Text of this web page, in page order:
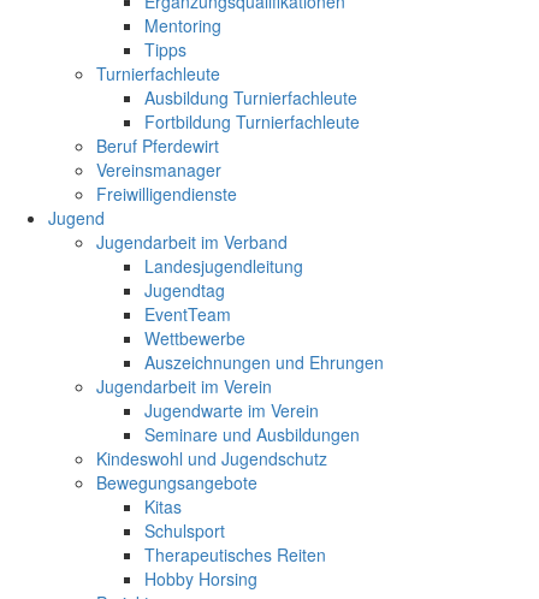
Mentoring
Tipps
Turnierfachleute
Ausbildung Turnierfachleute
Fortbildung Turnierfachleute
Beruf Pferdewirt
Vereinsmanager
Freiwilligendienste
Jugend
Jugendarbeit im Verband
Landesjugendleitung
Jugendtag
EventTeam
Wettbewerbe
Auszeichnungen und Ehrungen
Jugendarbeit im Verein
Jugendwarte im Verein
Seminare und Ausbildungen
Kindeswohl und Jugendschutz
Bewegungsangebote
Kitas
Schulsport
Therapeutisches Reiten
Hobby Horsing